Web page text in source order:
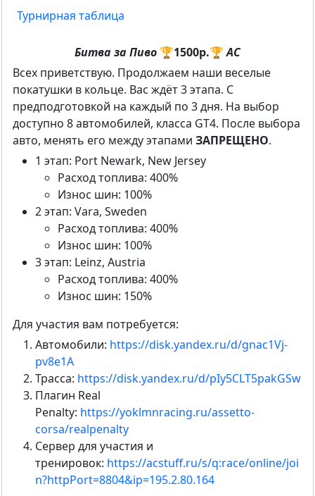
Турнирная таблица
Битва за Пиво 🏆1500р.🏆AC
Всех приветствую. Продолжаем наши веселые
покатушки в кольце. Вас ждёт 3 этапа. С
предподготовкой на каждый по 3 дня. На выбор
доступно 8 автомобилей, класса GT4. После выбора
авто, менять его между этапами ЗАПРЕЩЕНО.
1 этап: Port Newark, New Jersey
Расход топлива: 400%
Износ шин: 100%
2 этап: Vara, Sweden
Расход топлива: 400%
Износ шин: 100%
3 этап: Leinz, Austria
Расход топлива: 400%
Износ шин: 150%
Для участия вам потребуется:
Автомобили: https://disk.yandex.ru/d/gnac1Vj-
pv8e1A
Трасса: https://disk.yandex.ru/d/pIy5CLT5pakGSw
Плагин Real
Penalty: https://yoklmnracing.ru/assetto-
corsa/realpenalty
Сервер для участия и
тренировок: https://acstuff.ru/s/q:race/online/joi
n?httpPort=8804&ip=195.2.80.164